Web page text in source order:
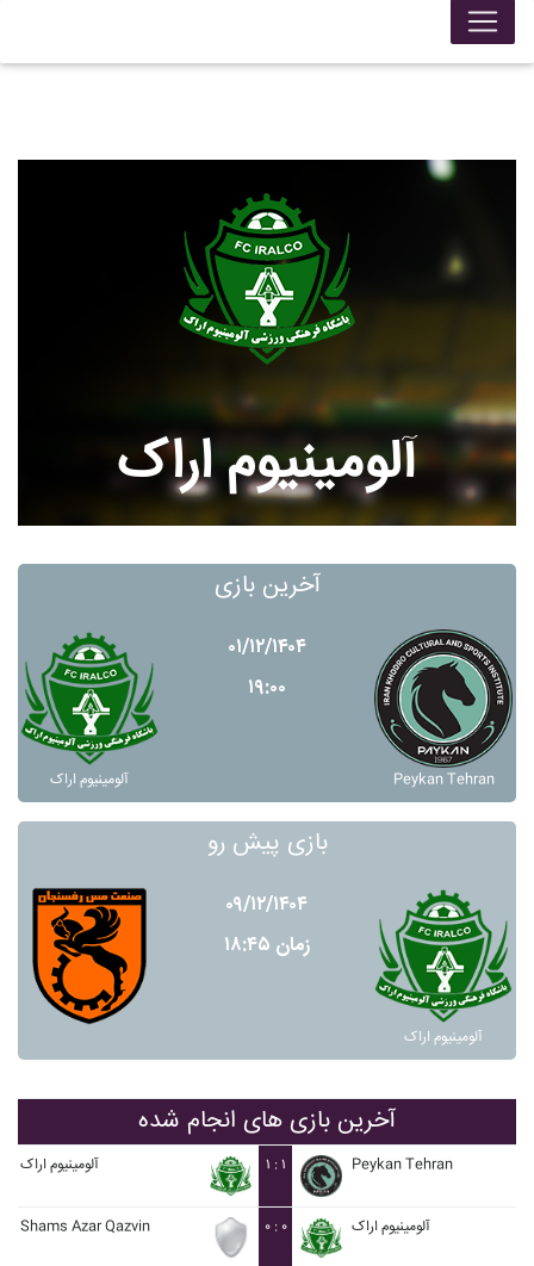
آلومينيوم اراک
آخرین بازی
آلومينيوم اراک
۰۱/۱۲/۱۴۰۴
۱۹:۰۰
Peykan Tehran
بازی پیش رو
۰۹/۱۲/۱۴۰۴
زمان ۱۸:۴۵
آلومينيوم اراک
آخرین بازی های انجام شده
آلومينيوم اراک ۱ : ۱ Peykan Tehran
Shams Azar Qazvin ۰ : ۰ آلومينيوم اراک